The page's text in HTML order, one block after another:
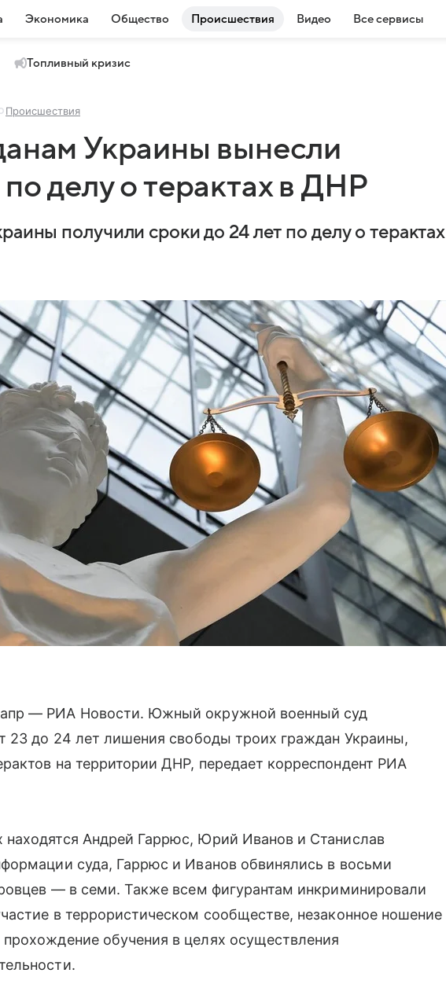
Экономика Общество Происшествия Видео Все сервисы
Топливный кризис
Происшествия
Украины вынесли
делу о терактах в ДНР
получили сроки до 24 лет по делу о терактах
— РИА Новости. Южный окружной военный суд
23 до 24 лет лишения свободы троих граждан Украины,
на территории ДНР, передает корреспондент РИА
Андрей Гаррюс, Юрий Иванов и Станислав
суда, Гаррюс и Иванов обвинялись в восьми
— в семи. Также всем фигурантам инкриминировали
в террористическом сообществе, незаконное ношение
обучения в целях осуществления